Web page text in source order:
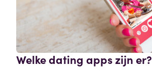
Welke dating apps zijn er?